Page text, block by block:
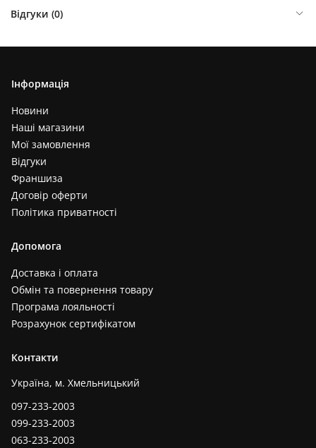
Відгуки (0)
Інформація
Новини
Наші магазини
Мої замовлення
Відгуки
Франшиза
Договір оферти
Політика приватності
Допомога
Доставка і оплата
Обмін та повернення товару
Програма лояльності
Розрахунок сертифікатом
Контакти
Україна, м. Хмельницький
097-233-2003
099-233-2003
063-233-2003